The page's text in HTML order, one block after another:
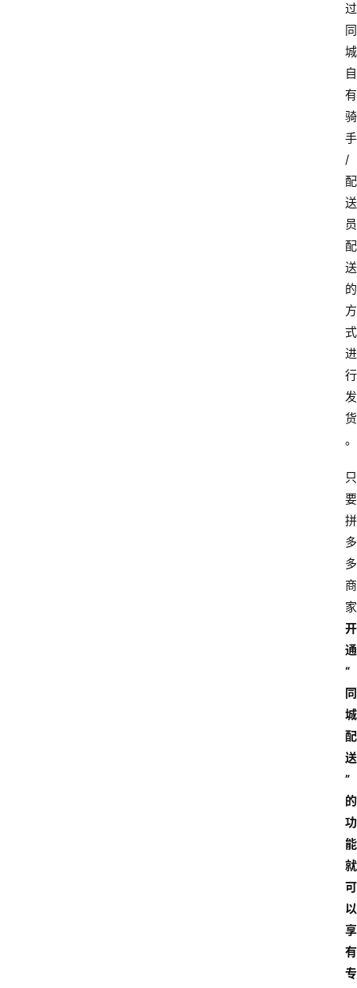
过
同
城
自
有
骑
手
/
配
送
员
配
送
的
方
式
进
行
发
货
。
只
要
拼
多
多
商
家
开
通
“
同
城
配
送
”
的
功
能
就
可
以
享
有
专